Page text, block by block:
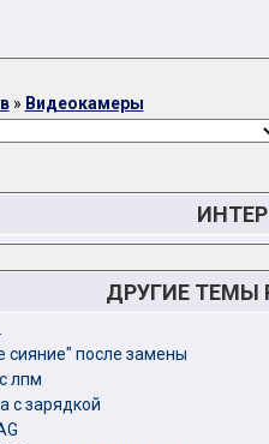
» Видеокамеры
ДРУГИЕ ТЕМЫ
сияние" после замены
лпм
с зарядкой